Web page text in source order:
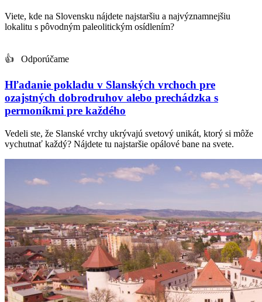
Viete, kde na Slovensku nájdete najstaršiu a najvýznamnejšiu
lokalitu s pôvodným paleolitickým osídlením?
👍 Odporúčame
Hľadanie pokladu v Slanských vrchoch pre
ozajstných dobrodruhov alebo prechádzka s
permoníkmi pre každého
Vedeli ste, že Slanské vrchy ukrývajú svetový unikát, ktorý si môže
vychutnať každý? Nájdete tu najstaršie opálové bane na svete.